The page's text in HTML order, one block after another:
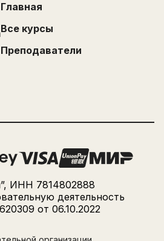
Главная
Все курсы
Преподаватели
ИНН 7814802888
деятельность
от 06.10.2022